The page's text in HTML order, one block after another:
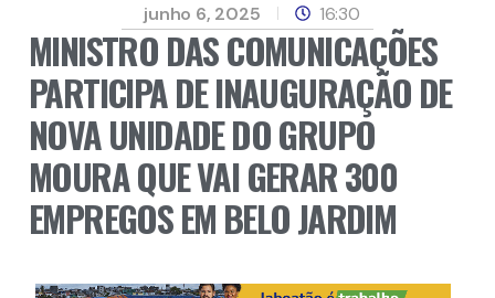
junho 6, 2025 16:30
MINISTRO DAS COMUNICAÇÕES
PARTICIPA DE INAUGURAÇÃO DE
NOVA UNIDADE DO GRUPO
MOURA QUE VAI GERAR 300
EMPREGOS EM BELO JARDIM